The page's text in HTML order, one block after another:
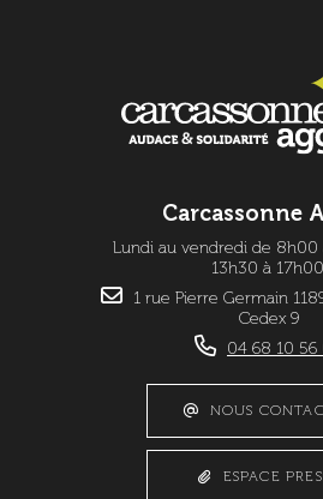
Carcassonne
Lundi au vendredi de 8h00
13h30 à
1 rue Pierre Germain
Cedex 9
04 68 10 56
NOUS
ESPACE